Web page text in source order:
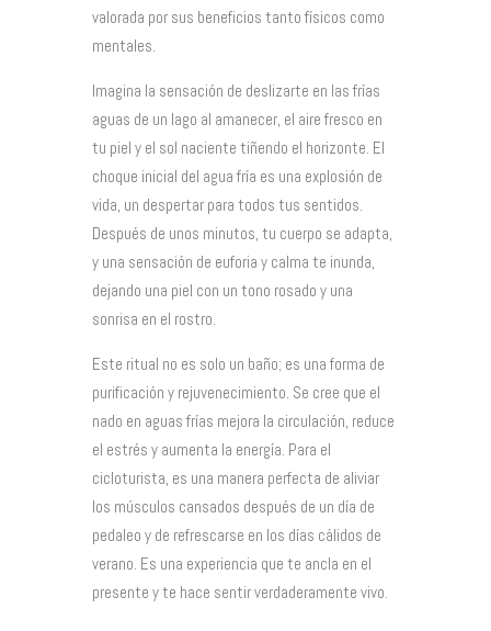
valorada por sus beneficios tanto físicos como
mentales.
Imagina la sensación de deslizarte en las frías
aguas de un lago al amanecer, el aire fresco en
tu piel y el sol naciente tiñendo el horizonte. El
choque inicial del agua fría es una explosión de
vida, un despertar para todos tus sentidos.
Después de unos minutos, tu cuerpo se adapta,
y una sensación de euforia y calma te inunda,
dejando una piel con un tono rosado y una
sonrisa en el rostro.
Este ritual no es solo un baño; es una forma de
purificación y rejuvenecimiento. Se cree que el
nado en aguas frías mejora la circulación, reduce
el estrés y aumenta la energía. Para el
cicloturista, es una manera perfecta de aliviar
los músculos cansados después de un día de
pedaleo y de refrescarse en los días cálidos de
verano. Es una experiencia que te ancla en el
presente y te hace sentir verdaderamente vivo.